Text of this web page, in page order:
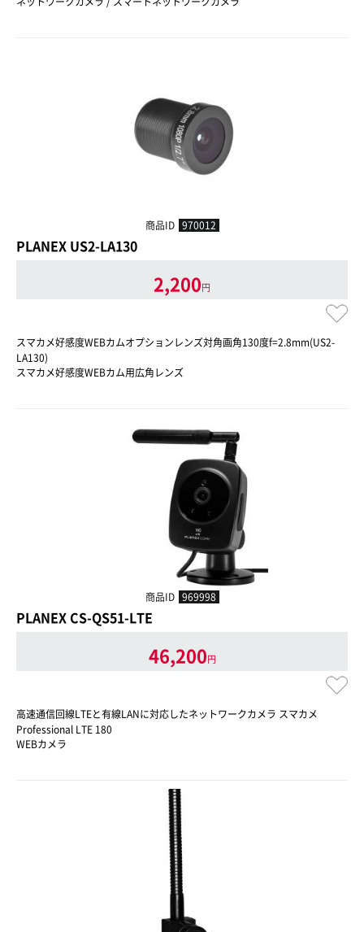
商品ID 970012
PLANEX US2-LA130
2,200円
スマカメ好感度WEBカムオプションレンズ対角画角130度f=2.8mm(US2-
LA130)
スマカメ好感度WEBカム用広角レンズ
商品ID 969998
PLANEX CS-QS51-LTE
46,200円
高速通信回線LTEと有線LANに対応したネットワークカメラ スマカメ
Professional LTE 180
WEBカメラ